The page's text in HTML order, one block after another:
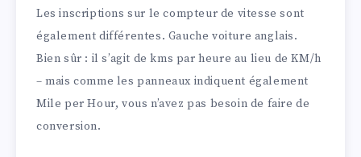
Les inscriptions sur le compteur de vitesse sont
également différentes. Gauche voiture anglais.
Bien sûr : il s’agit de kms par heure au lieu de KM/h
– mais comme les panneaux indiquent également
Mile per Hour, vous n’avez pas besoin de faire de
conversion.